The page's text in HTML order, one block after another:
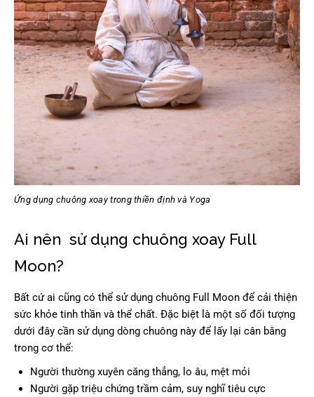
Ứng dụng chuông xoay trong thiền định và Yoga
Ai nên sử dụng chuông xoay Full
Moon?
Bất cứ ai cũng có thể sử dụng chuông Full Moon để cải thiện
sức khỏe tinh thần và thể chất. Đặc biệt là một số đối tượng
dưới đây cần sử dụng dòng chuông này để lấy lại cân bằng
trong cơ thể:
Người thường xuyên căng thẳng, lo âu, mệt mỏi
Người gặp triệu chứng trầm cảm, suy nghĩ tiêu cực